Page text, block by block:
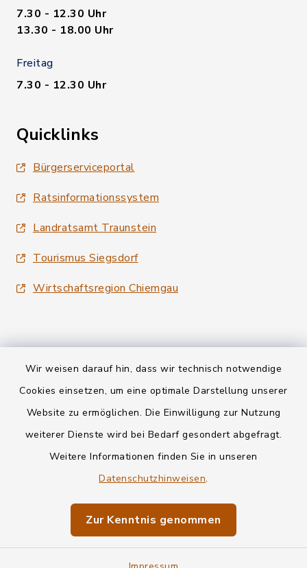
Wir weisen darauf hin, dass wir technisch notwendige
Cookies einsetzen, um eine optimale Darstellung unserer
Website zu ermöglichen. Die Einwilligung zur Nutzung
weiterer Dienste wird bei Bedarf gesondert abgefragt.
Weitere Informationen finden Sie in unseren
Datenschutzhinweisen.
Zur Kenntnis genommen
7.30 - 12.30 Uhr
13.30 - 18.00 Uhr
Freitag
7.30 - 12.30 Uhr
Quicklinks
Bürgerserviceportal
Ratsinformationssystem
Landratsamt Traunstein
Tourismus Siegsdorf
Wirtschaftsregion Chiemgau
Kontakt
Informationspflichten
Impressum